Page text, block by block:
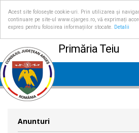
Acest site folosește cookie-uri. Prin utilizarea și
continuare pe site-ul www.cjarges.ro, vă exprimați
expres pentru folosirea informațiilor stocate.
Detalii
Primăria Teiu
Anunturi